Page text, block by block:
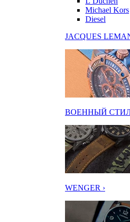
Michael Kors
Diesel
JACQUES
ВОЕННЫЙ
WENGER ›